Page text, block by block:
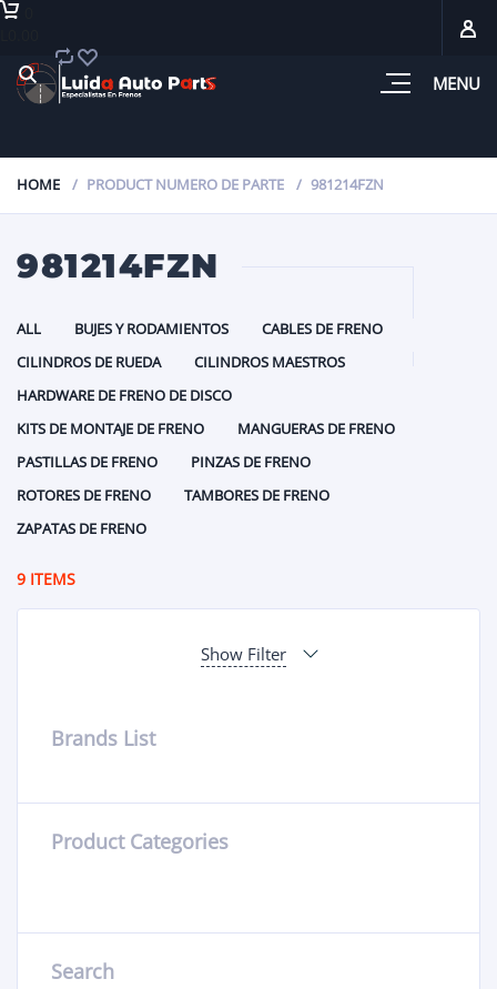
MENU
HOME PRODUCT NUMERO DE PARTE 981214FZN
981214FZN
ALL BUJES Y RODAMIENTOS
CABLES DE FRENO
CILINDROS DE RUEDA
CILINDROS MAESTROS
HARDWARE DE FRENO DE DISCO
KITS DE MONTAJE DE FRENO
MANGUERAS DE FRENO
PASTILLAS DE FRENO
PINZAS DE FRENO
ROTORES DE FRENO
TAMBORES DE FRENO
ZAPATAS DE FRENO
9 ITEMS
Show Filter
Brands List
Product Categories
Search